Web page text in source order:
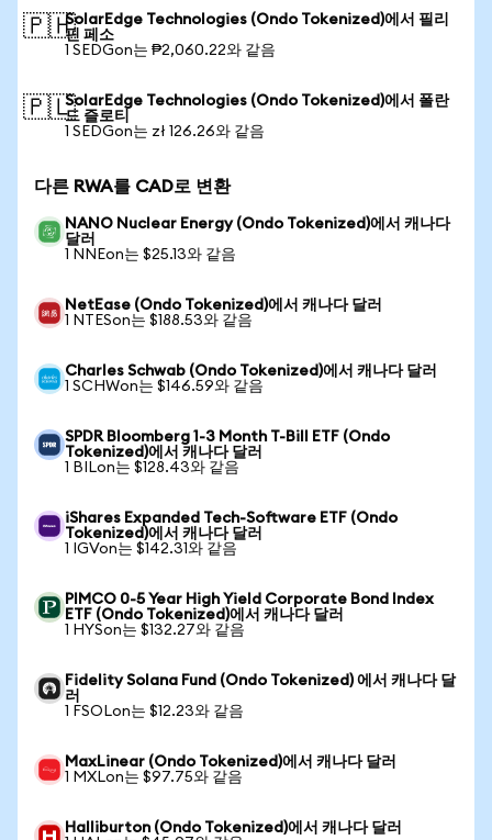
🇵🇭SolarEdge Technologies (Ondo Tokenized)에서 필리
핀 페소
1 SEDGon는 ₱2,060.22와 같음
🇵🇱SolarEdge Technologies (Ondo Tokenized)에서 폴란
드 즐로티
1 SEDGon는 zł 126.26와 같음
다른 RWA를 CAD로 변환
NANO Nuclear Energy (Ondo Tokenized)에서 캐나다
달러
1 NNEon는 $25.13와 같음
NetEase (Ondo Tokenized)에서 캐나다 달러
1 NTESon는 $188.53와 같음
Charles Schwab (Ondo Tokenized)에서 캐나다 달러
1 SCHWon는 $146.59와 같음
SPDR Bloomberg 1-3 Month T-Bill ETF (Ondo
Tokenized)에서 캐나다 달러
1 BILon는 $128.43와 같음
iShares Expanded Tech-Software ETF (Ondo
Tokenized)에서 캐나다 달러
1 IGVon는 $142.31와 같음
PIMCO 0-5 Year High Yield Corporate Bond Index
ETF (Ondo Tokenized)에서 캐나다 달러
1 HYSon는 $132.27와 같음
Fidelity Solana Fund (Ondo Tokenized) 에서 캐나다 달
러
1 FSOLon는 $12.23와 같음
MaxLinear (Ondo Tokenized)에서 캐나다 달러
1 MXLon는 $97.75와 같음
Halliburton (Ondo Tokenized)에서 캐나다 달러